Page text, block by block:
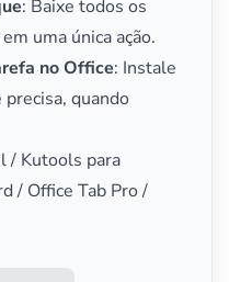
: Baixe todos os
uma única ação.
no Office: Instale
quando
/ Kutools para
/ Office Tab Pro /